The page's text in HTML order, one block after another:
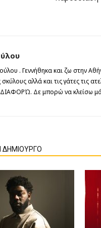
. Γεννήθηκα και ζω στην
αλλά και τις γάτες τις
Δε μπορώ να κλείσω
ΔΗΜΙΟΥΡΓΟ